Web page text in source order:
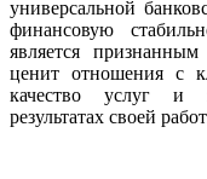
универсальной
финансовую
является
ценит отношения с
качество услуг и
результатах своей